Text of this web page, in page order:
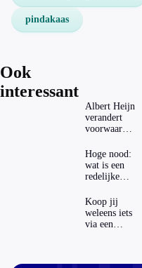
pindakaas
Ook
interessant
Albert Heijn
verandert
voorwaarden
mag dat
zomaar?
Hoge nood:
wat is een
redelijke
een
openbaar
toilet?
Koop jij
weleens iets
via een